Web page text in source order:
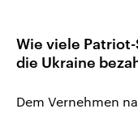
Wie viele
die Ukraine
Dem Vernehmen